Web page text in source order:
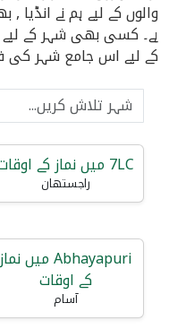
والوں کے لیے ہم نے انڈیا
ہے۔ کسی بھی شہر کے
کے لیے اس جامع شہر کی
7LC میں نماز کے اوقات
راجستھان
Abhayapuri میں نماز
کے اوقات
آسام